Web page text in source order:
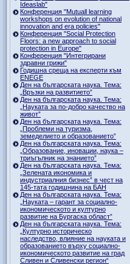
Ideaslab"
Конференция "Mutuall learning
workshops on evolution of national
innovation and era policies"
Конференция "Social Protection
Floors: a new approach to social
protection in Europe"
Конференция "Интегрирани
здравни грижи"
Годишна среща на експерти към
ENEGE
Ден на българската наука. Тема:
„Връзки на развитието”
Ден на българската наука. Тема:
„Науката за по-добро качество на
живот”
Ден на българската наука. Тема:
„Проблеми на туризма,
земеделието и образованието”
Ден на българската наука. Тема:
„Образование, иновации, наука –
триъгълник на знанието”
Ден на българската наука. Тема:
„Зелената икономика и
индустриалния бизнес” в чест на
145-тата годишнина на БАН
Ден на българската наука. Тема:
„Науката – гарант за социално-
икономическото и културно
развитие на Бургаска област”
Ден на българската наука. Тема:
„Културно историческо
наследство, влияние на науката и
образованието върху социално-
икономическото развитие на град
Сливен и Сливенски регион“